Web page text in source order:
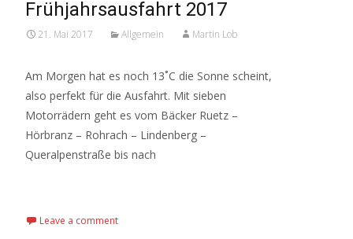
Frühjahrsausfahrt 2017
21. Mai 2017 Allgemein Martin Lob
Am Morgen hat es noch 13˚C die Sonne scheint,
also perfekt für die Ausfahrt. Mit sieben
Motorrädern geht es vom Bäcker Ruetz –
Hörbranz – Rohrach – Lindenberg –
Queralpenstraße bis nach
Leave a comment